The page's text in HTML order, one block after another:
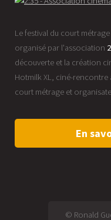
Le festival du court
organisé par l'association
découverte et la création
Hotmilk XL, ciné-
court métrage et
En
© Ronald